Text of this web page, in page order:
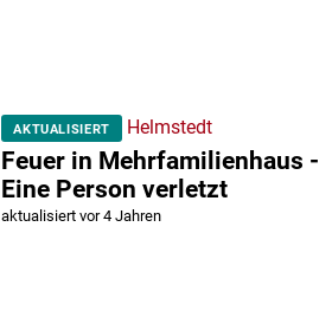
AKTUALISIERT Helmstedt
Feuer in Mehrfamilienhaus -
Eine Person verletzt
aktualisiert vor 4 Jahren